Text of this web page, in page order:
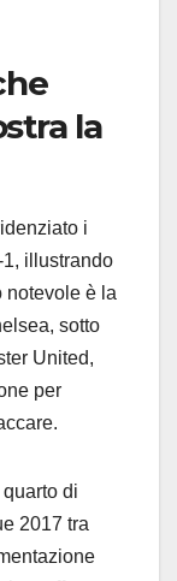
la
i
illustrando
notevole è la
sotto
United,
per
di
2017 tra